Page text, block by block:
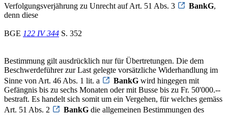
Verfolgungsverjährung zu Unrecht auf Art. 51 Abs. 3
BankG,
denn diese
BGE 122 IV 344 S. 352
Bestimmung gilt ausdrücklich nur für Übertretungen. Die dem
Beschwerdeführer zur Last gelegte vorsätzliche Widerhandlung im
Sinne von Art. 46 Abs. 1 lit. a
BankG wird hingegen mit
Gefängnis bis zu sechs Monaten oder mit Busse bis zu Fr. 50'000.--
bestraft. Es handelt sich somit um ein Vergehen, für welches gemäss
Art. 51 Abs. 2
BankG die allgemeinen Bestimmungen des